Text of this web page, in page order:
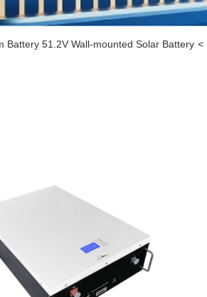
>
Battery 51.2V Wall-mounted Solar Battery